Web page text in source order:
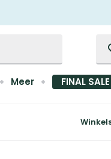
Meer FINAL SALE